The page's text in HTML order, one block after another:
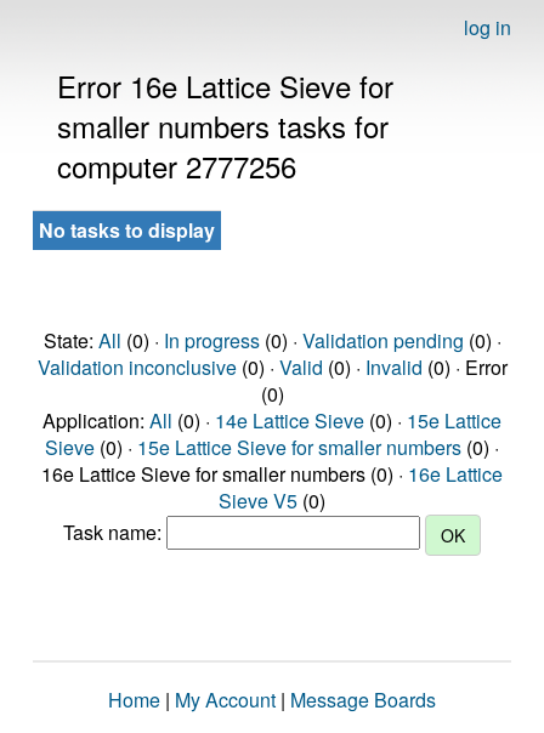
log in
Error 16e Lattice Sieve for
smaller numbers tasks for
computer 2777256
No tasks to display
State: All (0) · In progress(0) · Validation pending (0) ·
Validation inconclusive(0) · Valid (0) · Invalid (0) · Error
(0)
Application: All (0) · 14e Lattice Sieve (0) · 15e Lattice
Sieve (0) · 15e Lattice Sieve for smaller numbers (0) ·
16e Lattice Sieve for smaller numbers (0) · 16e Lattice
Sieve V5 (0)
Task name:
Home | My Account | Message Boards